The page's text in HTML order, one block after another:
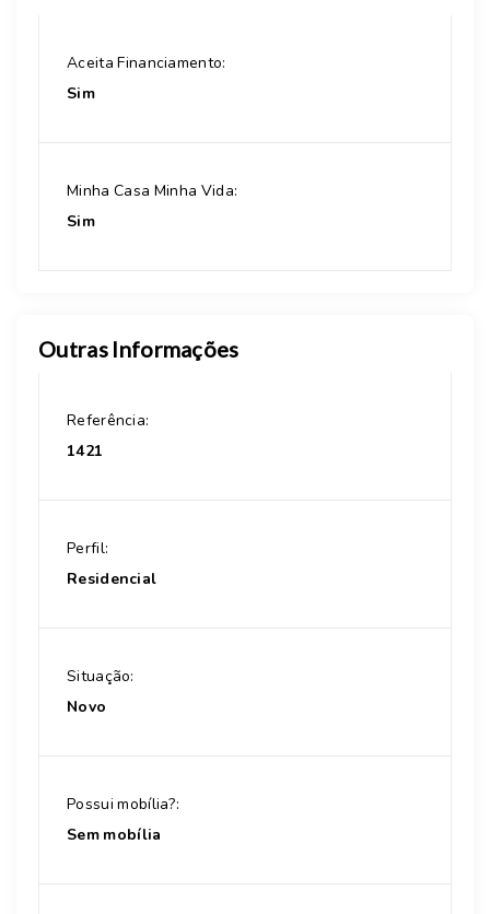
Aceita Financiamento:
Sim
Minha Casa Minha Vida:
Sim
Outras Informações
Referência:
1421
Perfil:
Residencial
Situação:
Novo
Possui mobília?:
Sem mobília